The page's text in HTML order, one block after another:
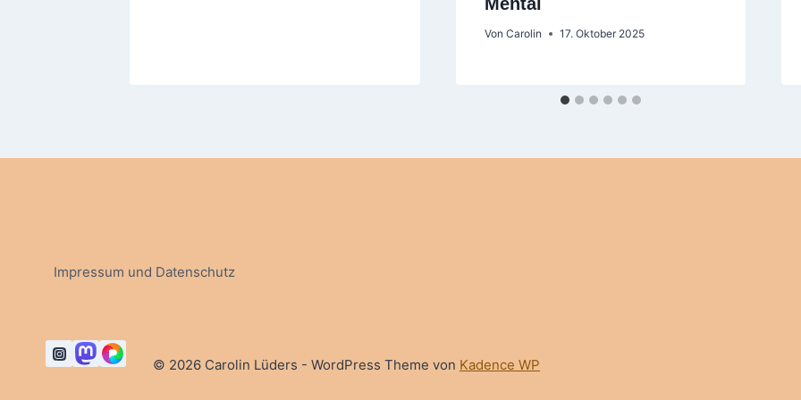
Von Carolin 17. Oktober 2025
Impressum und Datenschutz
© 2026 Carolin Lüders - WordPress Theme von Kadence WP